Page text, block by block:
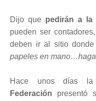
Dijo que pedirán a la
pueden ser
deben ir al sitio
papeles en
Hace unos días
Federación presentó